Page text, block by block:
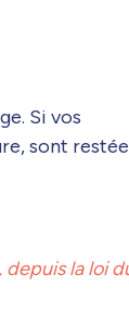
Si vos
sont
la loi du